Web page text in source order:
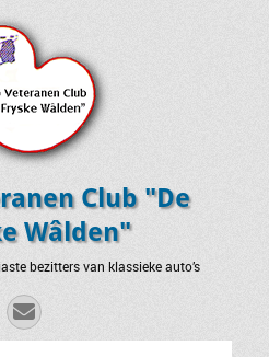
Club "De
Wâlden"
bezitters van klassieke auto’s
E-
mail